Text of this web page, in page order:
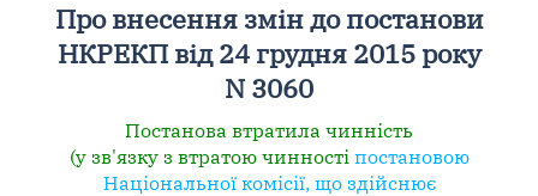
Про внесення змін до постанови
НКРЕКП від 24 грудня 2015 року
N 3060
Постанова втратила чинність
(у зв'язку з втратою чинності постановою
Національної комісії, що здійснює